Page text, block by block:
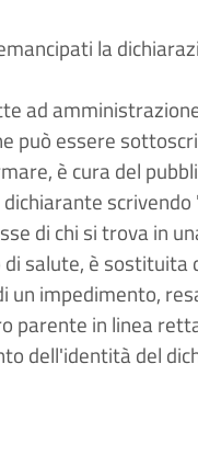
la
ad
può essere
è cura del
scrivendo
di chi si trova in
salute, è
impedimento,
parente in linea
dell'identità del